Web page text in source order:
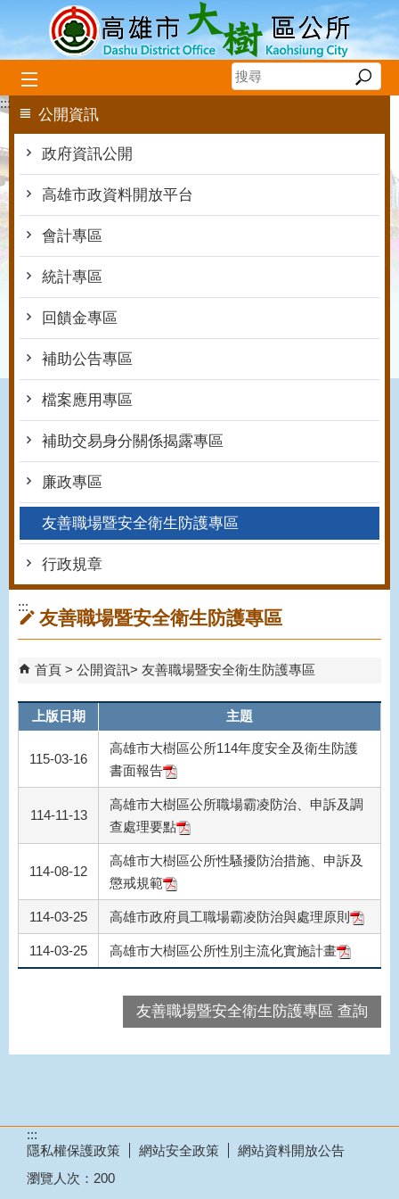
跳到主要內容區塊
:::
公開資訊
政府資訊公開
高雄市政資料開放平台
會計專區
統計專區
回饋金專區
補助公告專區
檔案應用專區
補助交易身分關係揭露專區
廉政專區
友善職場暨安全衛生防護專區
行政規章
:::
友善職場暨安全衛生防護專區
首頁 公開資訊 友善職場暨安全衛生防護專區
上版日期 主題
115-03-16
高雄市大樹區公所114年度安全及衛生防護
書面報告
114-11-13
高雄市大樹區公所職場霸凌防治、申訴及調
查處理要點
114-08-12
高雄市大樹區公所性騷擾防治措施、申訴及
懲戒規範
114-03-25 高雄市政府員工職場霸凌防治與處理原則
114-03-25 高雄市大樹區公所性別主流化實施計畫
友善職場暨安全衛生防護專區 查詢
:::
隱私權保護政策
網站安全政策
網站資料開放公告
瀏覽人次： 200